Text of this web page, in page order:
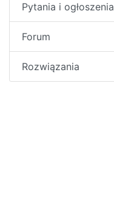
Pytania i ogłoszenia
Forum
Rozwiązania